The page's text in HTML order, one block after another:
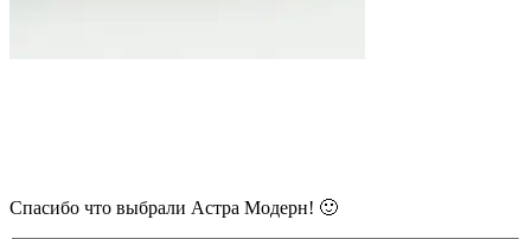
Спасибо что выбрали Астра Модерн! 🙂